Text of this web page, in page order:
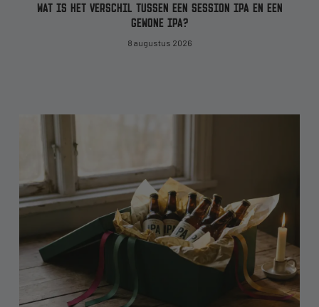
WAT IS HET VERSCHIL TUSSEN EEN SESSION IPA EN EEN
GEWONE IPA?
8 augustus 2026